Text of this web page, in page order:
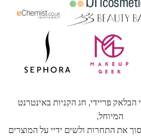
הבלאק פריידי, חג הקניות באינטרנט
המיוחל,
את התחרות ולשים ידיי על המוצרים